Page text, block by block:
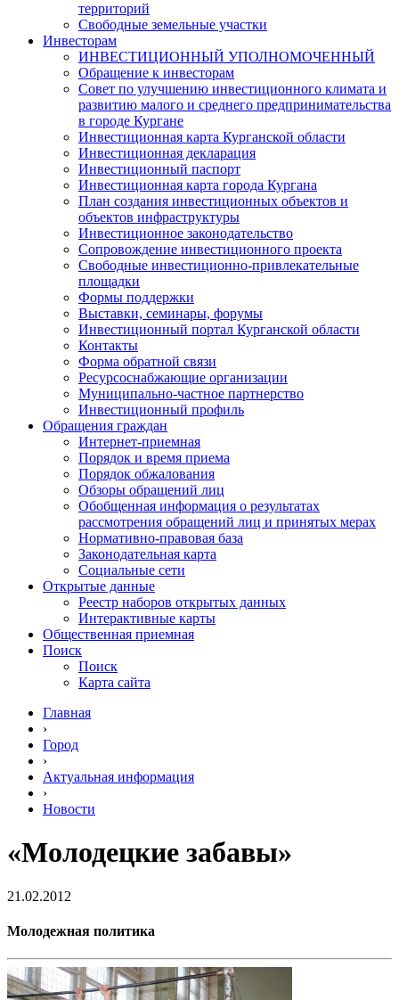
территорий
Свободные земельные участки
Инвесторам
ИНВЕСТИЦИОННЫЙ УПОЛНОМОЧЕННЫЙ
Обращение к инвесторам
Совет по улучшению инвестиционного климата и
развитию малого и среднего предпринимательства
в городе Кургане
Инвестиционная карта Курганской области
Инвестиционная декларация
Инвестиционный паспорт
Инвестиционная карта города Кургана
План создания инвестиционных объектов и
объектов инфраструктуры
Инвестиционное законодательство
Сопровождение инвестиционного проекта
Свободные инвестиционно-привлекательные
площадки
Формы поддержки
Выставки, семинары, форумы
Инвестиционный портал Курганской области
Контакты
Форма обратной связи
Ресурсоснабжающие организации
Муниципально-частное партнерство
Инвестиционный профиль
Обращения граждан
Интернет-приемная
Порядок и время приема
Порядок обжалования
Обзоры обращений лиц
Обобщенная информация о результатах
рассмотрения обращений лиц и принятых мерах
Нормативно-правовая база
Законодательная карта
Социальные сети
Открытые данные
Реестр наборов открытых данных
Интерактивные карты
Общественная приемная
Поиск
Поиск
Карта сайта
Главная
›
Город
›
Актуальная информация
›
Новости
«Молодецкие забавы»
21.02.2012
Молодежная политика